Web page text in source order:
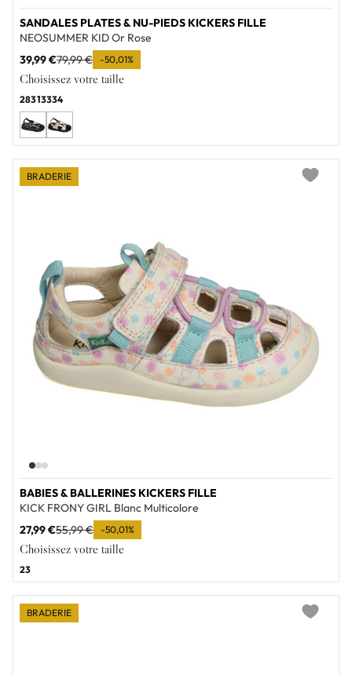
SANDALES PLATES & NU-PIEDS KICKERS FILLE
NEOSUMMER KID Or Rose
39,99 €79,99 € -50,01%
Choisissez votre taille
28313334
BABIES & BALLERINES KICKERS FILLE
KICK FRONY GIRL Blanc Multicolore
27,99 €55,99 € -50,01%
Choisissez votre taille
23
BRADERIE
BRADERIE